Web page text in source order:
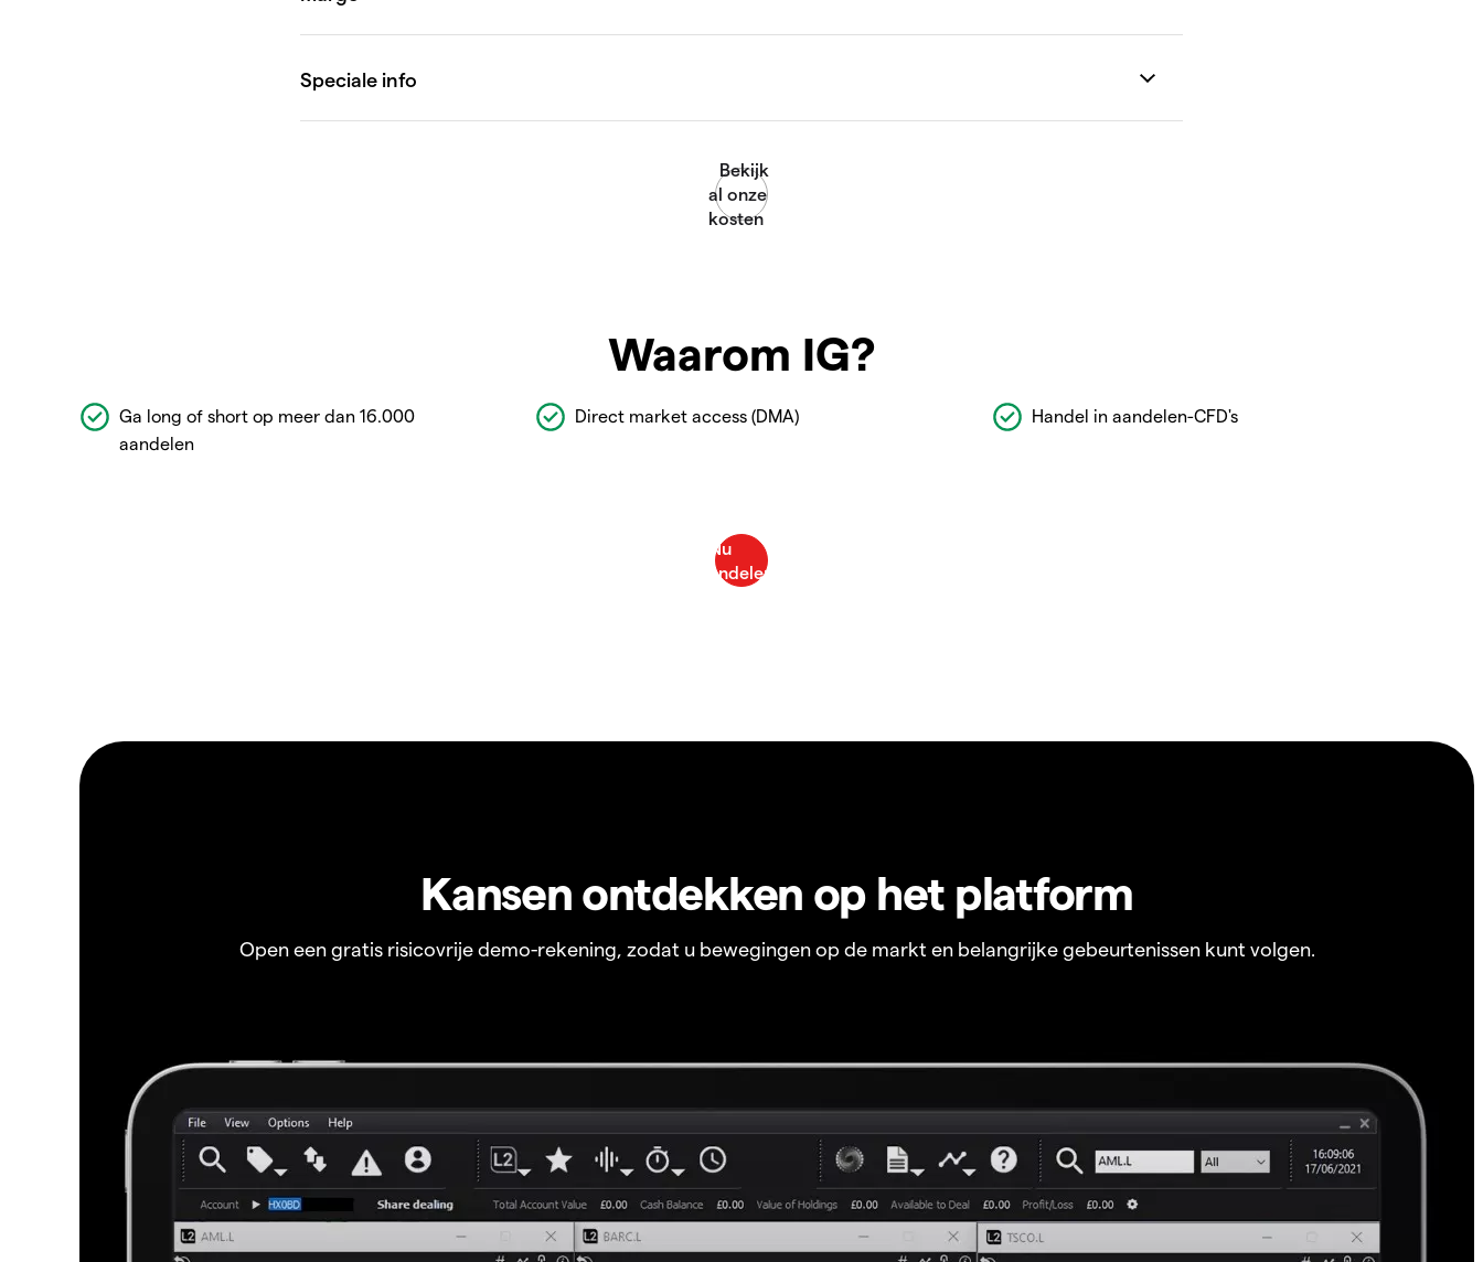
Waarom IG?
Ga long of short op meer dan 16.000
aandelen
Direct market access (DMA) Handel in aandelen-CFD's
Kansen ontdekken op het platform
Open een gratis risicovrije demo-rekening, zodat u bewegingen op de markt en belangrijke gebeurtenissen kunt volgen.